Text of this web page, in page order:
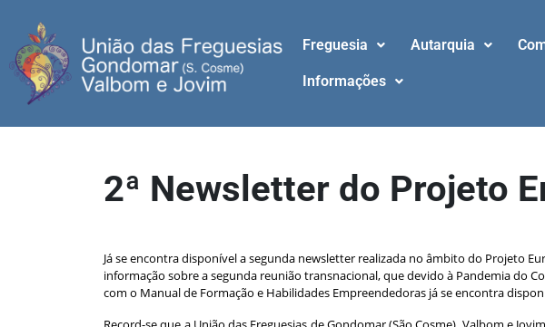
Freguesia Autarquia
Informações
2ª Newsletter do Projeto
Já se encontra disponível a segunda newsletter realizada no âmbito do Projeto
informação sobre a segunda reunião transnacional, que devido à Pandemia do
com o Manual de Formação e Habilidades Empreendedoras já se encontra